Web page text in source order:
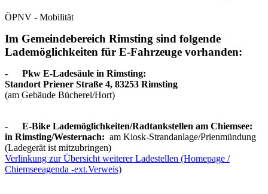
ÖPNV - Mobilität
Im Gemeindebereich Rimsting sind folgende
Lademöglichkeiten für E-Fahrzeuge vorhanden:
- Pkw E-Ladesäule in Rimsting:
Standort Priener Straße 4, 83253 Rimsting
(am Gebäude Bücherei/Hort)
- E-Bike Lademöglichkeiten/Radtankstellen am Chiemsee:
in Rimsting/Westernach: am Kiosk-Strandanlage/Prienmündung
(Ladegerät ist mitzubringen)
Verlinkung zur Übersicht weiterer Ladestellen (Homepage /
Chiemseeagenda -ext.Verweis)